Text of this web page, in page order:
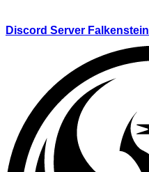
Discord Server Falkenstein